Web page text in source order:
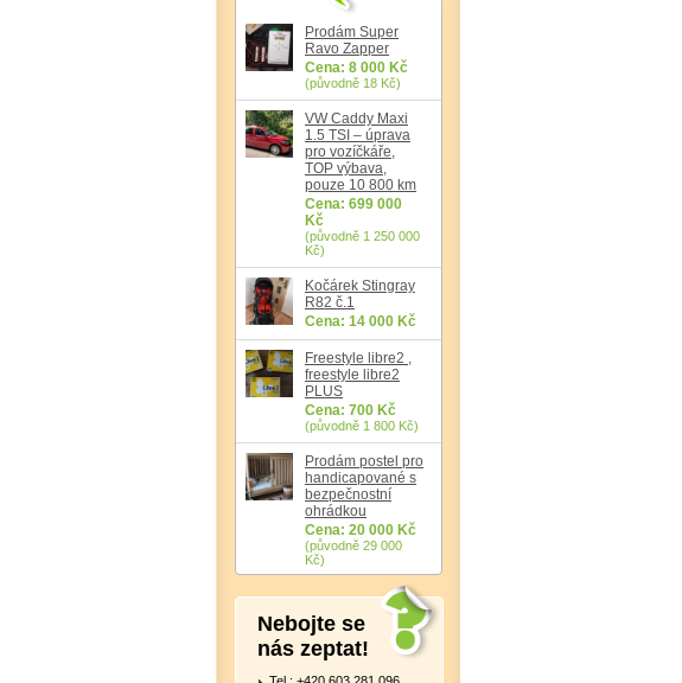
Prodám Super
Ravo Zapper
Cena: 8 000 Kč
(původně 18 Kč)
VW Caddy Maxi
1.5 TSI – úprava
pro vozíčkáře,
TOP výbava,
pouze 10 800 km
Cena: 699 000
Kč
(původně 1 250 000
Kč)
Kočárek Stingray
R82 č.1
Cena: 14 000 Kč
Freestyle libre2 ,
freestyle libre2
PLUS
Cena: 700 Kč
(původně 1 800 Kč)
Prodám postel pro
handicapované s
bezpečnostní
ohrádkou
Cena: 20 000 Kč
(původně 29 000
Kč)
Nebojte se
nás zeptat!